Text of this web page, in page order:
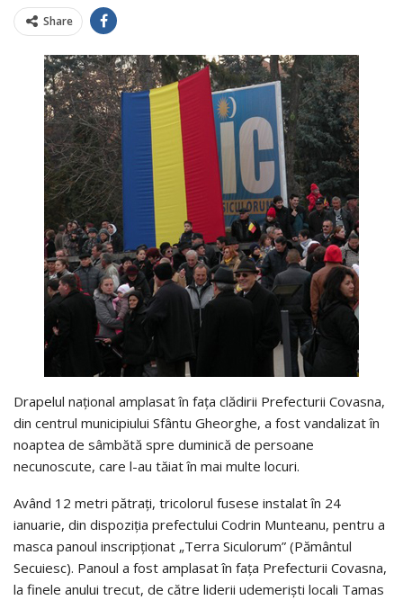
Share
Drapelul naţional amplasat în faţa clădirii Prefecturii Covasna,
din centrul municipiului Sfântu Gheorghe, a fost vandalizat în
noaptea de sâmbătă spre duminică de persoane
necunoscute, care l-au tăiat în mai multe locuri.
Având 12 metri pătraţi, tricolorul fusese instalat în 24
ianuarie, din dispoziţia prefectului Codrin Munteanu, pentru a
masca panoul inscripţionat „Terra Siculorum” (Pământul
Secuiesc). Panoul a fost amplasat în faţa Prefecturii Covasna,
la finele anului trecut, de către liderii udemerişti locali Tamas